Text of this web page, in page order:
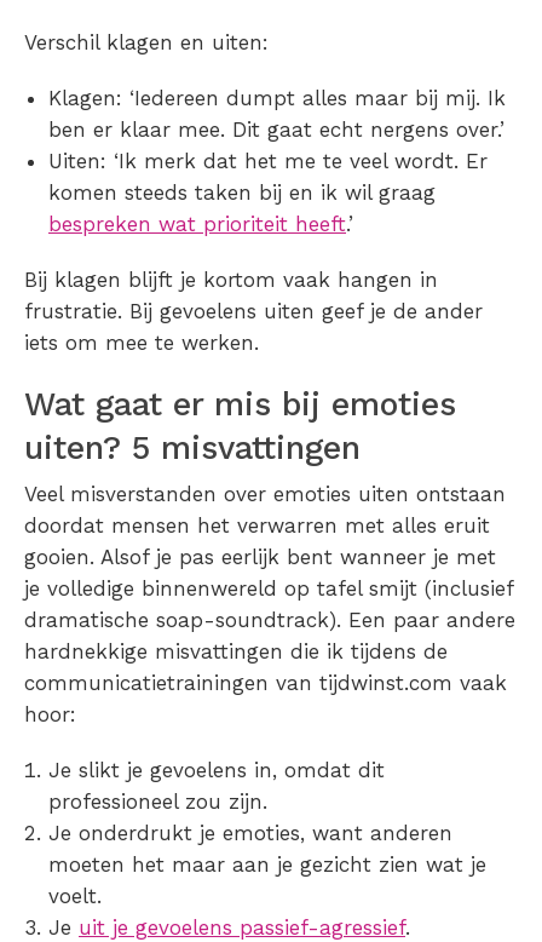
Verschil klagen en uiten:
Klagen: ‘Iedereen dumpt alles maar bij mij. Ik
ben er klaar mee. Dit gaat echt nergens over.’
Uiten: ‘Ik merk dat het me te veel wordt. Er
komen steeds taken bij en ik wil graag
bespreken wat prioriteit heeft.’
Bij klagen blijft je kortom vaak hangen in
frustratie. Bij gevoelens uiten geef je de ander
iets om mee te werken.
Wat gaat er mis bij emoties
uiten? 5 misvattingen
Veel misverstanden over emoties uiten ontstaan
doordat mensen het verwarren met alles eruit
gooien. Alsof je pas eerlijk bent wanneer je met
je volledige binnenwereld op tafel smijt (inclusief
dramatische soap-soundtrack). Een paar andere
hardnekkige misvattingen die ik tijdens de
communicatietrainingen van tijdwinst.com vaak
hoor:
Je slikt je gevoelens in, omdat dit
professioneel zou zijn.
Je onderdrukt je emoties, want anderen
moeten het maar aan je gezicht zien wat je
voelt.
Je uit je gevoelens passief-agressief.